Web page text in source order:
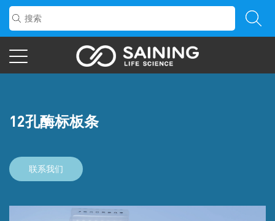
12孔酶标板条
联系我们